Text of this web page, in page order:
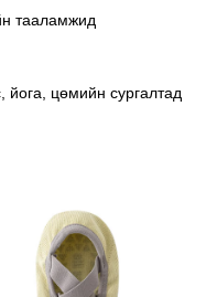
тааламжид
йога, цөмийн сургалтад